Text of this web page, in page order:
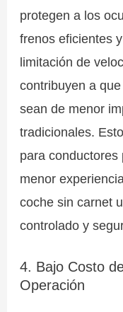
protegen a los
frenos eficientes
limitación de
contribuyen a
sean de menor
tradicionales.
para conductores
menor
coche sin carnet
controlado y
4. Bajo Costo
Operación